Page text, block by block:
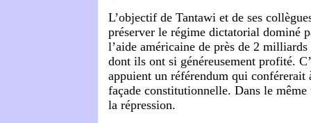
L’objectif de Tantawi et de ses
préserver le régime dictatorial dominé
l’aide américaine de près de 2
dont ils ont si généreusement profité.
appuient un référendum qui conférerait
façade constitutionnelle. Dans le
la répression.